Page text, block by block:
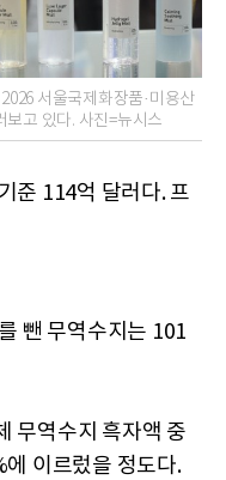
서울국제화장품·미용산
고 있다. 사진=뉴시스
준 114억 달러다. 프
뺀 무역수지는 101
무역수지 흑자액 중
이르렀을 정도다.